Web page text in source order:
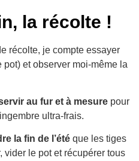
la récolte !
récolte, je compte essayer
pot) et observer moi-même la
au fur et à mesure pour
ultra-frais.
la fin de l’été que les tiges
vider le pot et récupérer tous